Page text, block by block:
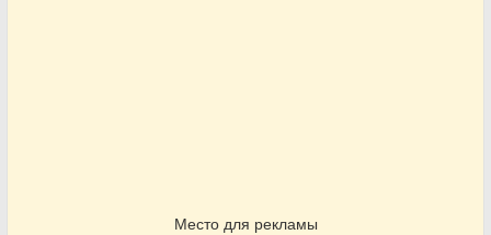
Место для рекламы